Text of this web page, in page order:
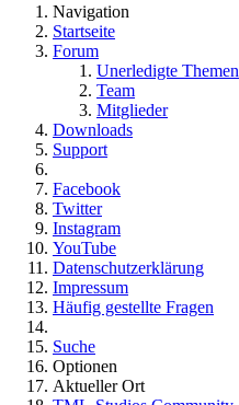
Navigation
Startseite
Forum
Unerledigte Themen
Team
Mitglieder
Downloads
Support
Facebook
Twitter
Instagram
YouTube
Datenschutzerklärung
Impressum
Häufig gestellte Fragen
Suche
Optionen
Aktueller Ort